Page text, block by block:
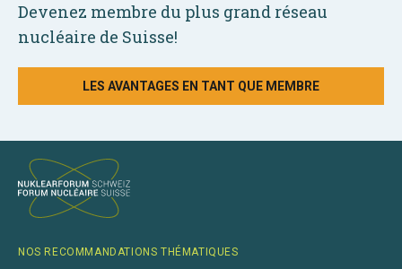
Devenez membre du plus grand réseau
nucléaire de Suisse!
LES AVANTAGES EN TANT QUE MEMBRE
NOS RECOMMANDATIONS THÉMATIQUES